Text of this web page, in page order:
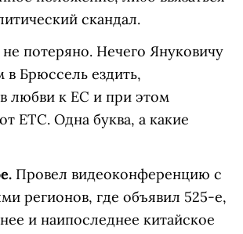
скандал.
потеряно. Нечего Януковичу
Брюссель ездить,
в любви к ЕС и при этом
ЕТС. Одна буква, а какие
Провел видеоконференцию с
регионов, где объявил 525-е,
и наипоследнее китайское